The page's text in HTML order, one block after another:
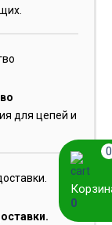
для цепей и
0
0